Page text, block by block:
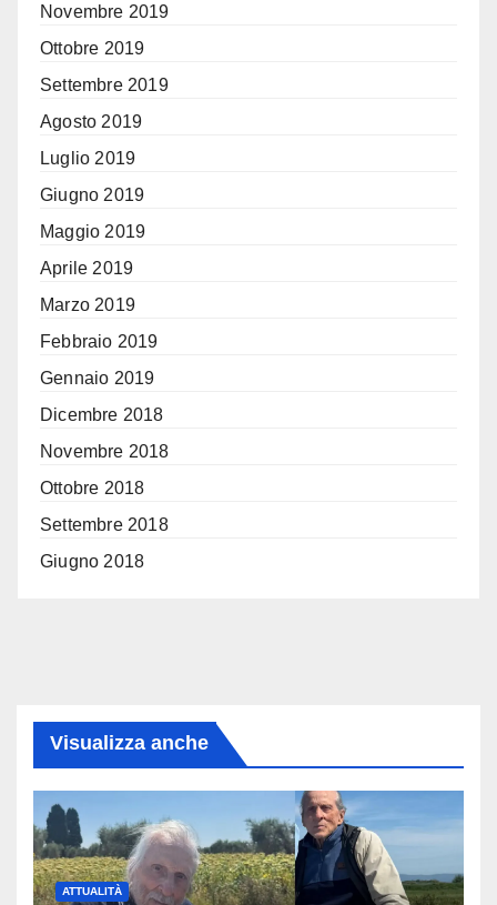
Novembre 2019
Ottobre 2019
Settembre 2019
Agosto 2019
Luglio 2019
Giugno 2019
Maggio 2019
Aprile 2019
Marzo 2019
Febbraio 2019
Gennaio 2019
Dicembre 2018
Novembre 2018
Ottobre 2018
Settembre 2018
Giugno 2018
Visualizza anche
ATTUALITÀ